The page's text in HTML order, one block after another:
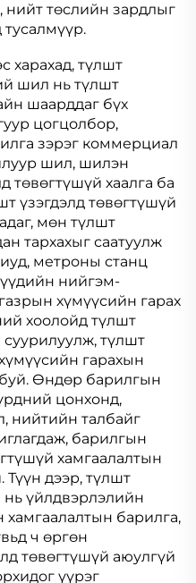
нийт төслийн зардлыг
харахад, түлшт
шил нь түлшт
шаарддаг бүх
цогцолбор,
зэрэг коммерциал
шил, шилэн
төвөгтүшүй хаалга ба
үзэгдэлд төвөгтүшүй
мөн түлшт
тархахыг саатуулж
метроны станц
нийгэм-
хүмүүсийн гарах
хоолойд түлшт
түлшт
гарахын
Өндөр барилгын
цонхонд,
нийтийн талбайг
барилгын
хамгаалалтын
дээр, түлшт
нь үйлдвэрлэлийн
хамгаалалтын барилга,
ч өргөн
төвөгтүшүй аюулгүй
үүрэг